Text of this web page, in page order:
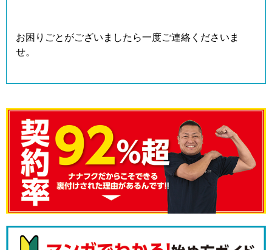
お困りごとがございましたら一度ご連絡くださいま
せ。